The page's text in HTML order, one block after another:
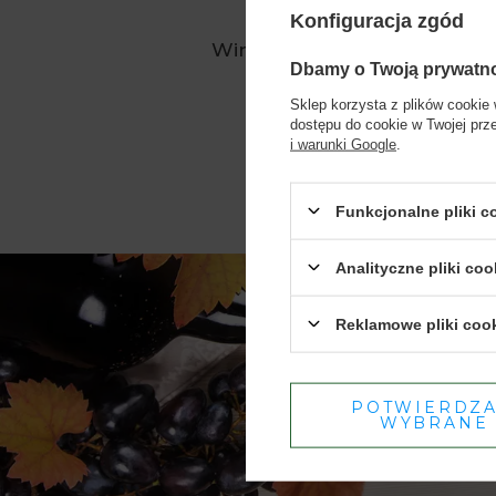
Wina wzmacniane
(produktów:62 )
Konfiguracja zgód
Dbamy o Twoją
Sklep korzysta z plików cookie
dostępu do cookie w Twojej
i warunki Google
Funkcjonalne pliki
Analityczne pliki
Reklamowe pliki
WYBRANE